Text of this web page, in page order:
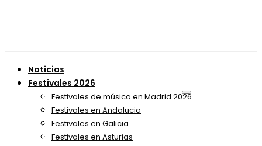
Noticias
Festivales 2026
Festivales de música en Madrid 2026
Festivales en Andalucia
Festivales en Galicia
Festivales en Asturias